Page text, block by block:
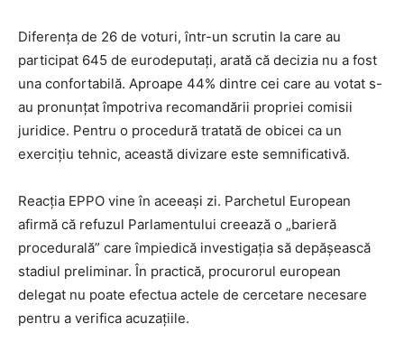
e
m
a
g
i
i
i
Diferența de 26 de voturi, într-un scrutin la care au
participat 645 de eurodeputați, arată că decizia nu a fost
una confortabilă. Aproape 44% dintre cei care au votat s-
au pronunțat împotriva recomandării propriei comisii
juridice. Pentru o procedură tratată de obicei ca un
exercițiu tehnic, această divizare este semnificativă.
Reacția EPPO vine în aceeași zi. Parchetul European
afirmă că refuzul Parlamentului creează o „barieră
procedurală” care împiedică investigația să depășească
stadiul preliminar. În practică, procurorul european
delegat nu poate efectua actele de cercetare necesare
pentru a verifica acuzațiile.